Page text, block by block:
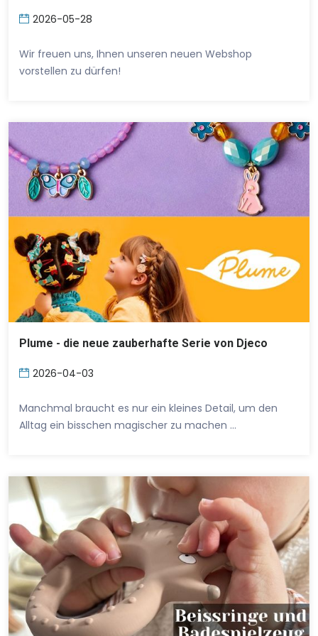
2026-05-28
Wir freuen uns, Ihnen unseren neuen Webshop
vorstellen zu dürfen!
Plume - die neue zauberhafte Serie von Djeco
2026-04-03
Manchmal braucht es nur ein kleines Detail, um den
Alltag ein bisschen magischer zu machen …